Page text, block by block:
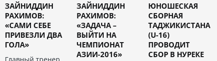
ЗАЙНИДДИН
РАХИМОВ:
«САМИ СЕБЕ
ПРИВЕЗЛИ ДВА
ГОЛА»
Главный тренер
ЗАЙНИДДИН
РАХИМОВ:
«ЗАДАЧА –
ВЫЙТИ НА
ЧЕМПИОНАТ
АЗИИ-2016»
ЮНОШЕСКАЯ
СБОРНАЯ
ТАДЖИКИСТАНА
(U-16)
ПРОВОДИТ
СБОР В НУРЕКЕ